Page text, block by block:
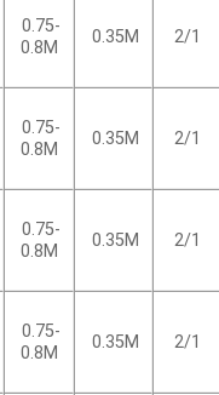
0.75-
0.8M
0.35M 2/1
0.75-
0.8M
0.35M 2/1
0.75-
0.8M
0.35M 2/1
0.75-
0.8M
0.35M 2/1